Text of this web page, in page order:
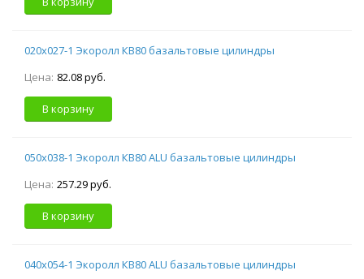
020х027-1 Экоролл КВ80 базальтовые цилиндры
Цена: 82.08 руб.
В корзину
050х038-1 Экоролл КВ80 ALU базальтовые цилиндры
Цена: 257.29 руб.
В корзину
040х054-1 Экоролл КВ80 ALU базальтовые цилиндры